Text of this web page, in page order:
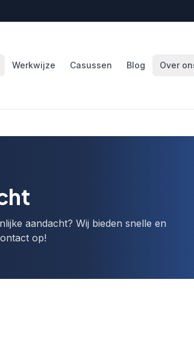
Werkwijze Casussen Blog Over
aandacht? Wij bieden snelle en
op!